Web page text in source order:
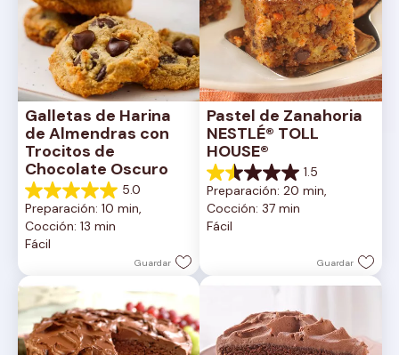
Galletas de Harina
de Almendras con
Trocitos de
Chocolate Oscuro
5.0
5.0
de
5
estrellas.
reseña
Preparación: 10 min,
Cocción: 13 min
Fácil
Guardar
Pastel de Zanahoria
NESTLÉ® TOLL
HOUSE®
1.5
1.5
de
5
estrellas.
Preparación: 20 min,
Cocción: 37 min
Fácil
Guardar